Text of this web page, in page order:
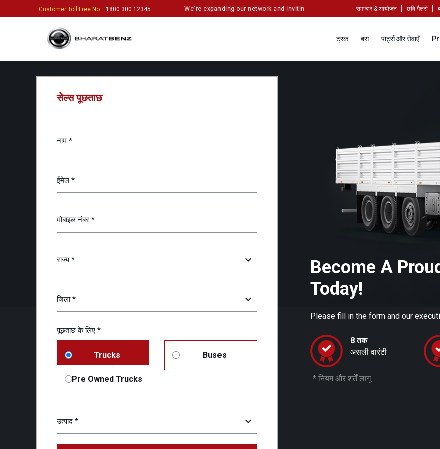
Customer Toll Free No. : 1800 300 12345 We're expanding our network and inviting enthusiastic partners to set up touchpoints
समाचार & आयोजन छवि गैलरी
ट्रक बस पार्ट्स और सेवाएँ
सेल्स पूछताछ
पूछताछ के लिए *
Trucks Buses
Pre Owned Trucks
Become A
Today!
Please fill in the form and our
8 तक
असली वारंटी
* नियम और शर्तें लागू